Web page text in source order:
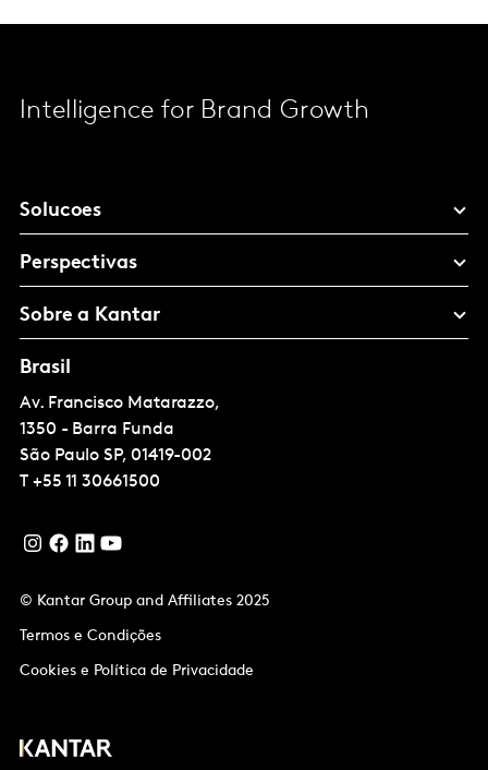
Intelligence for Brand Growth
Solucoes
Perspectivas
Sobre a Kantar
Brasil
Av. Francisco Matarazzo,
1350 - Barra Funda
São Paulo SP, 01419-002
T +55 11 30661500
© Kantar Group and Affiliates 2025
Termos e Condições
Cookies e Política de Privacidade